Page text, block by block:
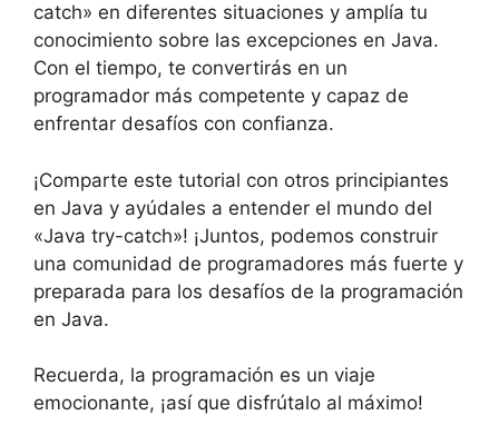
catch» en diferentes situaciones y amplía tu
conocimiento sobre las excepciones en Java.
Con el tiempo, te convertirás en un
programador más competente y capaz de
enfrentar desafíos con confianza.
¡Comparte este tutorial con otros principiantes
en Java y ayúdales a entender el mundo del
«Java try-catch»! ¡Juntos, podemos construir
una comunidad de programadores más fuerte y
preparada para los desafíos de la programación
en Java.
Recuerda, la programación es un viaje
emocionante, ¡así que disfrútalo al máximo!